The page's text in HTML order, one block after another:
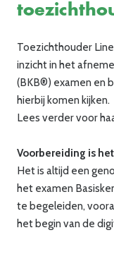
Toezichthouder
inzicht in het
(BKB®) examen en
hierbij komen kijken.
Lees verder voor
Voorbereiding is
Het is altijd een
het examen
te begeleiden,
het begin van de